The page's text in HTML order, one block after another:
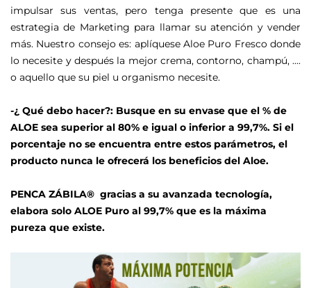
impulsar sus ventas, pero tenga presente que es una
estrategia de Marketing para llamar su atención y vender
más. Nuestro consejo es: aplíquese Aloe Puro Fresco donde
lo necesite y después la mejor crema, contorno, champú, ....
o aquello que su piel u organismo necesite.
-¿ Qué debo hacer?: Busque en su envase que el % de
ALOE sea superior al 80% e igual o inferior a 99,7%. Si el
porcentaje no se encuentra entre estos parámetros, el
producto nunca le ofrecerá los beneficios del Aloe.
PENCA ZÁBILA® gracias a su avanzada tecnología,
elabora solo ALOE Puro al 99,7% que es la máxima
pureza que existe.